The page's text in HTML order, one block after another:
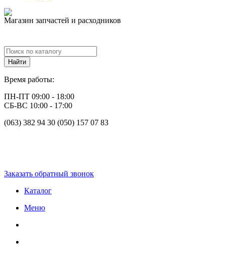
Магазин запчастей и расходников
Время работы:
ПН-ПТ 09:00 - 18:00
СБ-ВС 10:00 - 17:00
(063) 382 94 30 (050) 157 07 83
Заказать обратный звонок
Каталог
Меню